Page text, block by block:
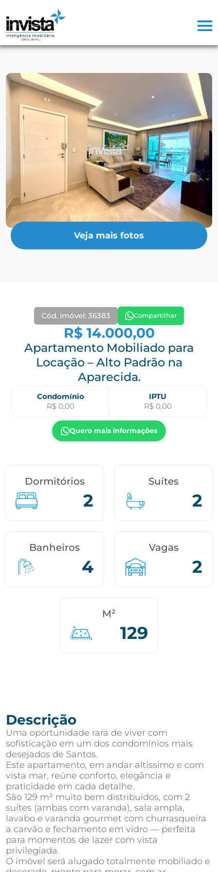
Veja mais fotos
Cód. imóvel: 36383 Compartilhar
R$ 14.000,00
Apartamento Mobiliado para
Locação – Alto Padrão na
Aparecida.
Condomínio
R$ 0,00
IPTU
R$ 0,00
Quero mais informações
Dormitórios
2
Suítes
2
Banheiros
4
Vagas
2
M²
129
Descrição
Uma oportunidade rara de viver com
sofisticação em um dos condomínios mais
desejados de Santos.
Este apartamento, em andar altíssimo e com
vista mar, reúne conforto, elegância e
praticidade em cada detalhe.
São 129 m² muito bem distribuídos, com 2
suítes (ambas com varanda), sala ampla,
lavabo e varanda gourmet com churrasqueira
a carvão e fechamento em vidro — perfeita
para momentos de lazer com vista
privilegiada.
O imóvel será alugado totalmente mobiliado e